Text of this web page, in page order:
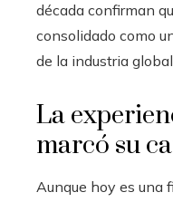
década confirman
consolidado como
de la industria
La
marcó su
Aunque hoy es una